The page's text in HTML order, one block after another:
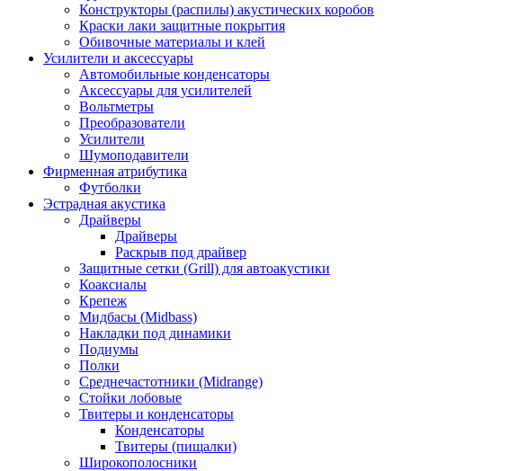
Конструкторы (распилы) акустических коробов
Краски лаки защитные покрытия
Обивочные материалы и клей
Усилители и аксессуары
Автомобильные конденсаторы
Аксессуары для усилителей
Вольтметры
Преобразователи
Усилители
Шумоподавители
Фирменная атрибутика
Футболки
Эстрадная акустика
Драйверы
Драйверы
Раскрыв под драйвер
Защитные сетки (Grill) для автоакустики
Коаксиалы
Крепеж
Мидбасы (Midbass)
Накладки под динамики
Подиумы
Полки
Среднечастотники (Midrange)
Стойки лобовые
Твитеры и конденсаторы
Конденсаторы
Твитеры (пищалки)
Широкополосники